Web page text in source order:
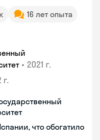
16 лет опыта
• 2021 г.
г.
что обогатило